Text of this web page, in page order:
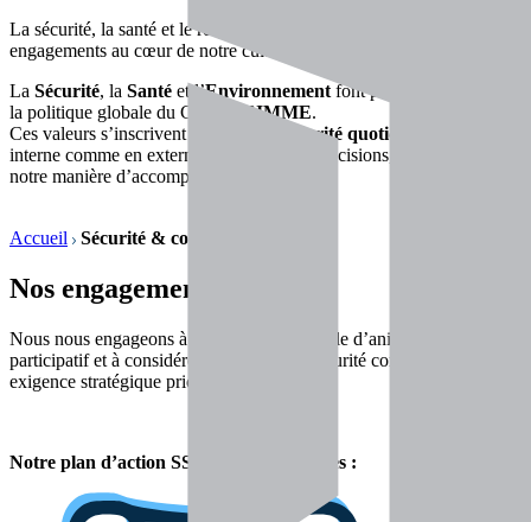
La sécurité, la santé et le respect de l’environnement : des
engagements au cœur de notre culture d’entreprise.
La Sécurité, la Santé et l’Environnement font partie intégrante de
la politique globale du Groupe
CIMME.
Ces valeurs s’inscrivent comme une
priorité quotidienne
interne comme en externe, et guident nos décisions, nos actions et
notre manière d’accompagner nos clients.
Accueil Sécurité & conditions de travail
Nos engagements
Nous nous engageons à construire un modèle d’animation
participatif et à considérer la Santé et la Sécurité comme une
exigence stratégique prioritaire.
Notre plan d’action SSE repose sur 4 axes :